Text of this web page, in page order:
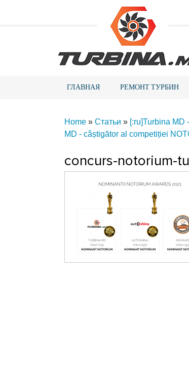
ГЛАВНАЯ РЕМОНТ ТУРБИН
Home » Статьи » [:ru]Turbina MD
MD - câștigător al competiției
concurs-notorium-